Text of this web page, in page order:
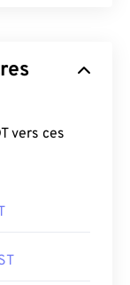
vers ces